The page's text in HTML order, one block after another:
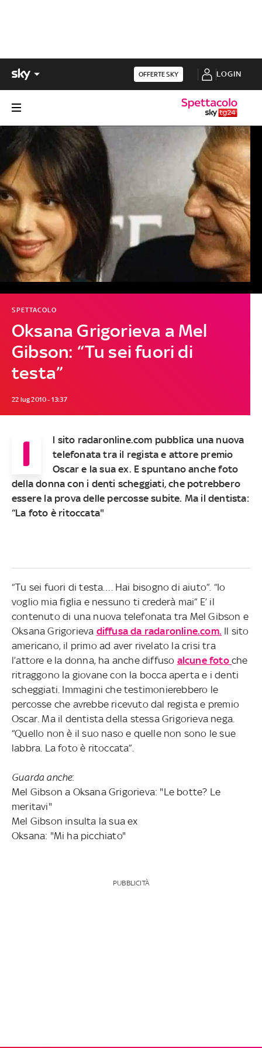
OFFERTE SKY LOGIN
Oksana Grigorieva a Mel
Gibson: “Tu sei fuori di
testa”
SPETTACOLO
22 lug 2010 - 13:37
I
l sito radaronline.com pubblica una nuova
telefonata tra il regista e attore premio
Oscar e la sua ex. E spuntano anche foto
della donna con i denti scheggiati, che potrebbero
essere la prova delle percosse subite. Ma il dentista:
“La foto è ritoccata"
“Tu sei fuori di testa…. Hai bisogno di aiuto”. “Io
voglio mia figlia e nessuno ti crederà mai” E’ il
contenuto di una nuova telefonata tra Mel Gibson e
Oksana Grigorieva diffusa da radaronline.com. Il sito
americano, il primo ad aver rivelato la crisi tra
l’attore e la donna, ha anche diffuso alcune foto che
ritraggono la giovane con la bocca aperta e i denti
scheggiati. Immagini che testimonierebbero le
percosse che avrebbe ricevuto dal regista e premio
Oscar. Ma il dentista della stessa Grigorieva nega.
“Quello non è il suo naso e quelle non sono le sue
labbra. La foto è ritoccata”.
Guarda anche:
Mel Gibson a Oksana Grigorieva: "Le botte? Le
meritavi"
Mel Gibson insulta la sua ex
Oksana: "Mi ha picchiato"
PUBBLICITÀ